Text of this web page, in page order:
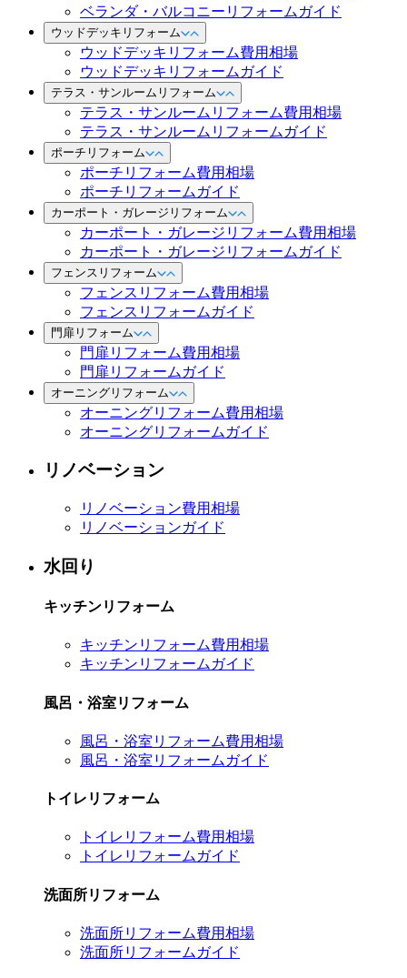
ベランダ・バルコニーリフォームガイド
ウッドデッキリフォーム
ウッドデッキリフォーム費用相場
ウッドデッキリフォームガイド
テラス・サンルームリフォーム
テラス・サンルームリフォーム費用相場
テラス・サンルームリフォームガイド
ポーチリフォーム
ポーチリフォーム費用相場
ポーチリフォームガイド
カーポート・ガレージリフォーム
カーポート・ガレージリフォーム費用相場
カーポート・ガレージリフォームガイド
フェンスリフォーム
フェンスリフォーム費用相場
フェンスリフォームガイド
門扉リフォーム
門扉リフォーム費用相場
門扉リフォームガイド
オーニングリフォーム
オーニングリフォーム費用相場
オーニングリフォームガイド
リノベーション
リノベーション費用相場
リノベーションガイド
水回り
キッチンリフォーム
キッチンリフォーム費用相場
キッチンリフォームガイド
風呂・浴室リフォーム
風呂・浴室リフォーム費用相場
風呂・浴室リフォームガイド
トイレリフォーム
トイレリフォーム費用相場
トイレリフォームガイド
洗面所リフォーム
洗面所リフォーム費用相場
洗面所リフォームガイド